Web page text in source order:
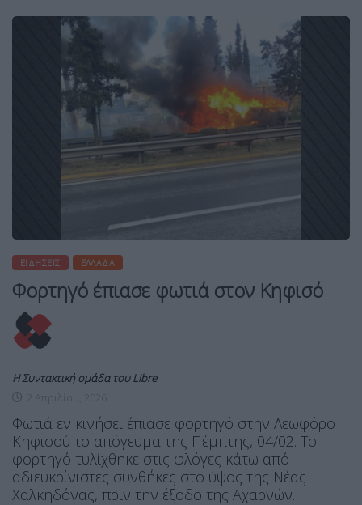
ΕΙΔΉΣΕΙΣ ΕΛΛΆΔΑ
Φορτηγό έπιασε φωτιά στον Κηφισό
Η Συντακτική ομάδα του Libre
Φωτιά εν κινήσει έπιασε φορτηγό στην Λεωφόρο
Κηφισού το απόγευμα της Πέμπτης, 04/02. Το
φορτηγό τυλίχθηκε στις φλόγες κάτω από
αδιευκρίνιστες συνθήκες στο ύψος της Νέας
Χαλκηδόνας, πριν την έξοδο της Αχαρνών.